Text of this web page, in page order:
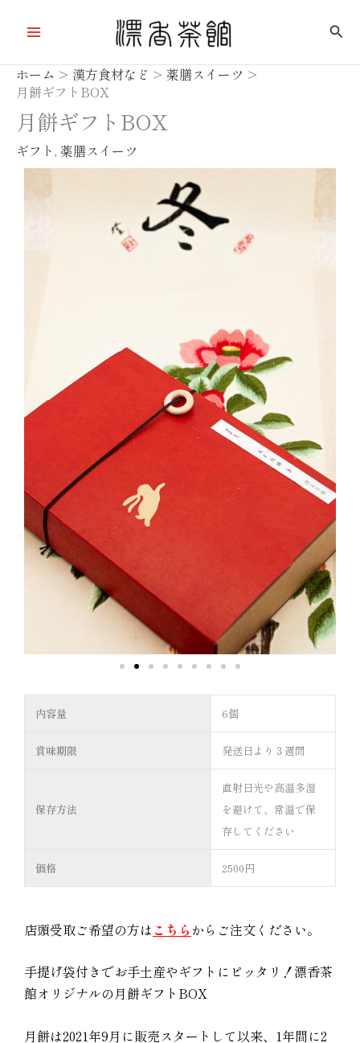
検
ホーム 漢方食材など
薬膳スイーツ
月餅ギフトBOX
月餅ギフトBOX
ギフト, 薬膳スイーツ
内容量 6個
賞味期限 発送日より３週間
保存方法
直射日光や高温多湿
を避けて、常温で保
存してください
価格 2500円
店頭受取ご希望の方は こちら からご注文ください。
手提げ袋付きでお手土産やギフトにピッタリ！漂香茶
館オリジナルの月餅ギフトBOX
月餅は2021年9月に販売スタートして以来、1年間に2